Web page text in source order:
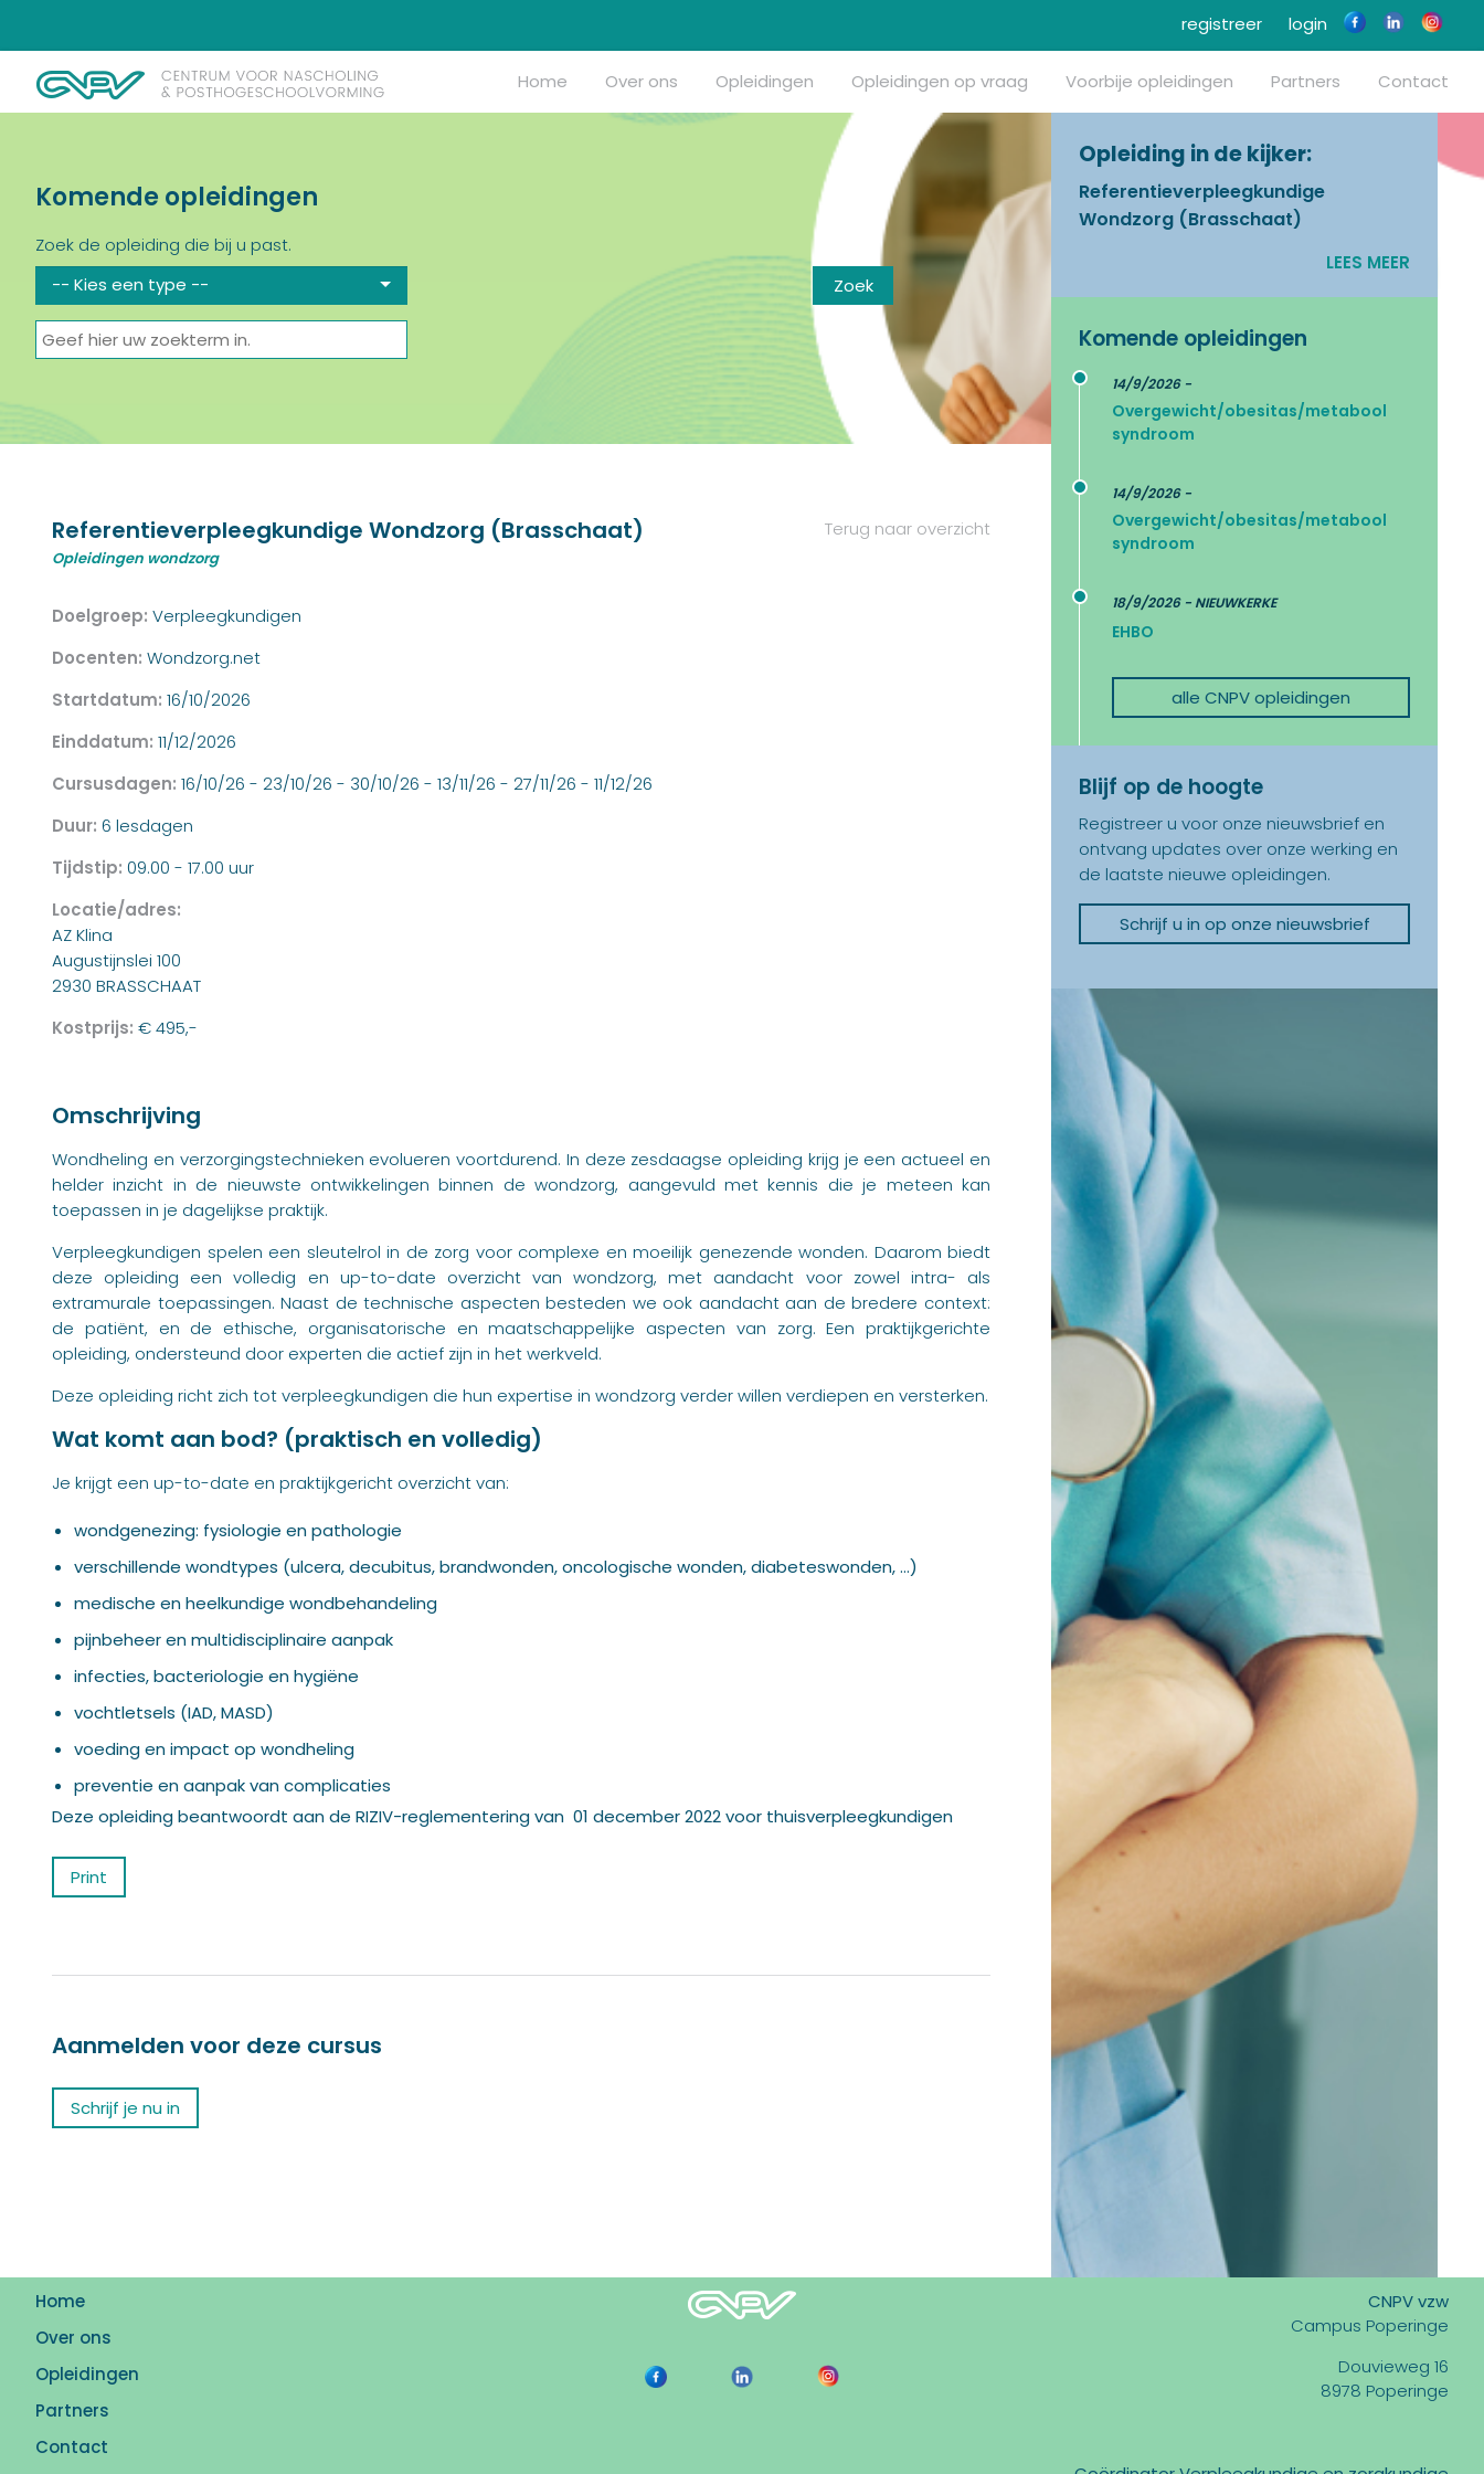
login
registreer
Home Over ons Opleidingen Opleidingen op vraag Voorbije opleidingen Partners Contact
Komende opleidingen
Zoek de opleiding die bij u past.
-- Kies een type --
Opleiding in de kijker:
Referentieverpleegkundige
Wondzorg (Brasschaat)
LEES MEER
Komende opleidingen
14/9/2026 -
Overgewicht/obesitas/metabool
syndroom
14/9/2026 -
Overgewicht/obesitas/metabool
syndroom
18/9/2026 - NIEUWKERKE
EHBO
alle CNPV opleidingen
Blijf op de hoogte
Registreer u voor onze nieuwsbrief en
ontvang updates over onze werking en
de laatste nieuwe opleidingen.
Schrijf u in op onze nieuwsbrief
Terug naar overzicht
Referentieverpleegkundige Wondzorg (Brasschaat)
Opleidingen wondzorg
Doelgroep: Verpleegkundigen
Docenten: Wondzorg.net
Startdatum: 16/10/2026
Einddatum: 11/12/2026
Cursusdagen: 16/10/26 - 23/10/26 - 30/10/26 - 13/11/26 - 27/11/26 - 11/12/26
Duur: 6 lesdagen
Tijdstip: 09.00 - 17.00 uur
Locatie/adres:
AZ Klina
Augustijnslei 100
2930 BRASSCHAAT
Kostprijs: € 495,-
Omschrijving
Wondheling en verzorgingstechnieken evolueren voortdurend. In deze zesdaagse opleiding krijg je een actueel en
helder inzicht in de nieuwste ontwikkelingen binnen de wondzorg, aangevuld met kennis die je meteen kan
toepassen in je dagelijkse praktijk.
Verpleegkundigen spelen een sleutelrol in de zorg voor complexe en moeilijk genezende wonden. Daarom biedt
deze opleiding een volledig en up-to-date overzicht van wondzorg, met aandacht voor zowel intra- als
extramurale toepassingen. Naast de technische aspecten besteden we ook aandacht aan de bredere context:
de patiënt, en de ethische, organisatorische en maatschappelijke aspecten van zorg. Een praktijkgerichte
opleiding, ondersteund door experten die actief zijn in het werkveld.
Deze opleiding richt zich tot verpleegkundigen die hun expertise in wondzorg verder willen verdiepen en versterken.
Wat komt aan bod? (praktisch en volledig)
Je krijgt een up-to-date en praktijkgericht overzicht van:
wondgenezing: fysiologie en pathologie
verschillende wondtypes (ulcera, decubitus, brandwonden, oncologische wonden, diabeteswonden, …)
medische en heelkundige wondbehandeling
pijnbeheer en multidisciplinaire aanpak
infecties, bacteriologie en hygiëne
vochtletsels (IAD, MASD)
voeding en impact op wondheling
preventie en aanpak van complicaties
Deze opleiding beantwoordt aan de RIZIV-reglementering van 01 december 2022 voor thuisverpleegkundigen
Print
Aanmelden voor deze cursus
Schrijf je nu in
Home
Over ons
Opleidingen
Partners
Contact
CNPV vzw
Campus Poperinge
Douvieweg 16
8978 Poperinge